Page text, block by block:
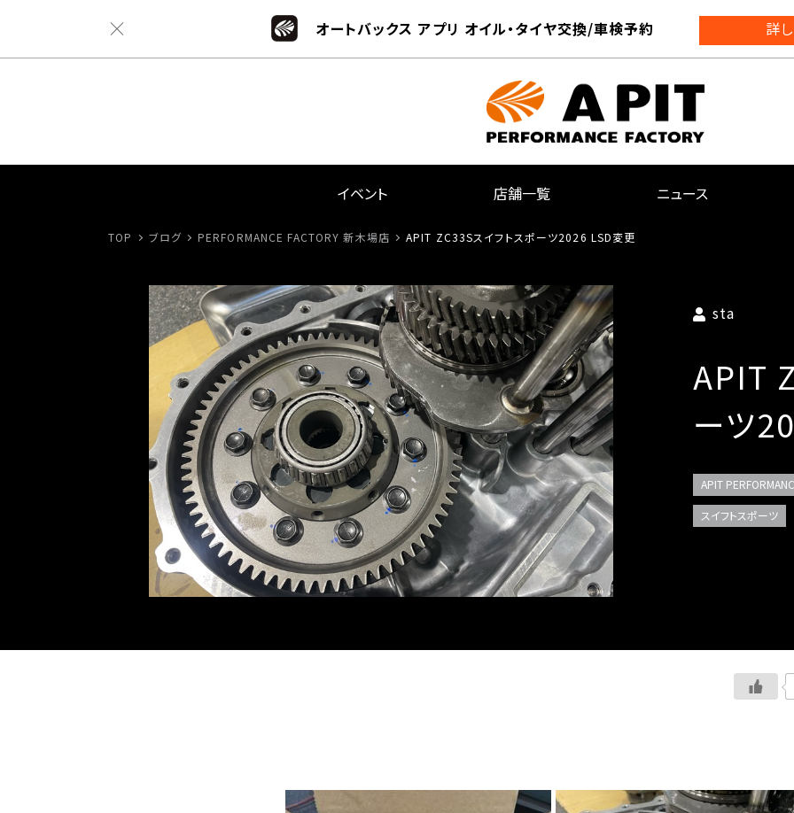
オートバックス アプリ オイル・タイヤ交換/車検予約 詳
イベント 店舗一覧 ニュース
TOP ブログ PERFORMANCE FACTORY 新木場店 APIT ZC33Sスイフトスポーツ2026 LSD変更
sta
APIT
ーツ
APIT
スイフトスポーツ